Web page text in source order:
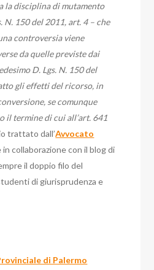
la disciplina di mutamento
N. 150 del 2011, art. 4 – che
controversia viene
da quelle previste dai
D. Lgs. N. 150 del
gli effetti del ricorso, in
se comunque
il termine di cui all’art. 641
trattato dall’Avvocato
in collaborazione con il blog di
il doppio filo del
di giurisprudenza e
di Palermo